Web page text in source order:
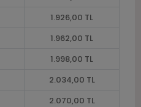
1.926,00 TL
1.962,00 TL
1.998,00 TL
2.034,00 TL
2.070,00 TL